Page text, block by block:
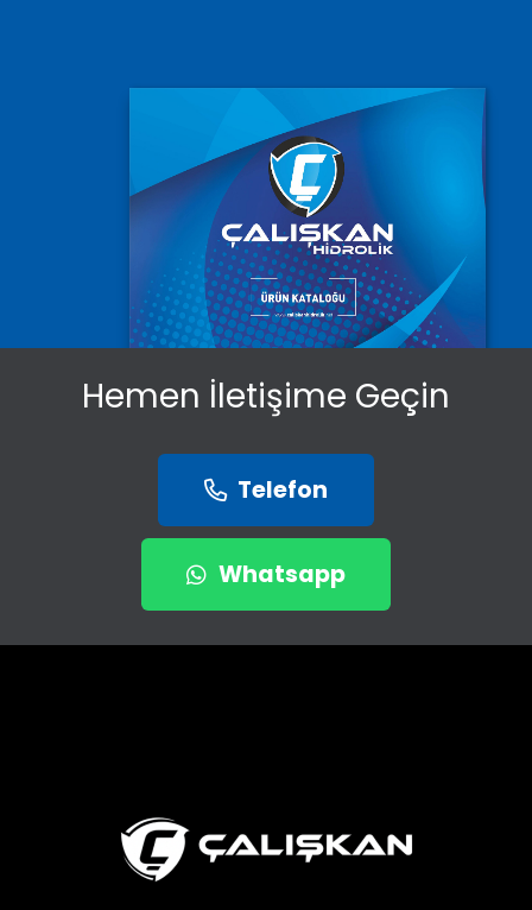
Hemen İletişime Geçin
Telefon
Whatsapp